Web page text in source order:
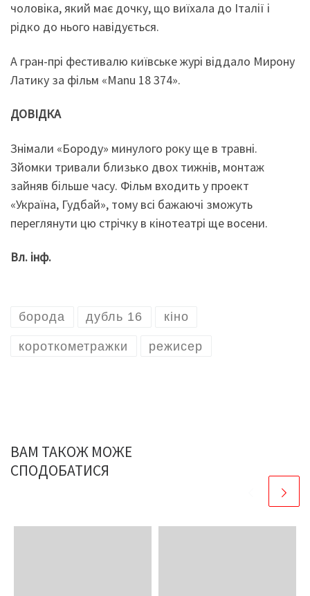
чоловіка, який має дочку, що виїхала до Італії і
рідко до нього навідується.
А гран-прі фестивалю київське журі віддало Мирону
Латику за фільм «Manu 18 374».
ДОВІДКА
Знімали «Бороду» минулого року ще в травні.
Зйомки тривали близько двох тижнів, монтаж
зайняв більше часу. Фільм входить у проект
«Україна, Гудбай», тому всі бажаючі зможуть
переглянути цю стрічку в кінотеатрі ще восени.
Вл. інф.
борода дубль 16 кіно
короткометражки режисер
ВАМ ТАКОЖ МОЖЕ
СПОДОБАТИСЯ